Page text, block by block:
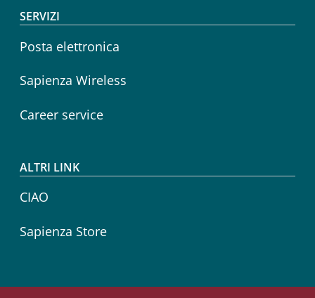
SERVIZI
Posta elettronica
Sapienza Wireless
Career service
ALTRI LINK
CIAO
Sapienza Store